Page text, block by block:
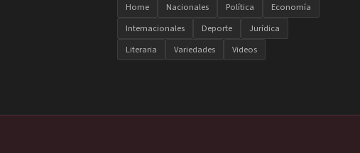
Home Nacionales Política
Economía
Internacionales
Deporte
Jurídica
Literaria
Variedades Videos